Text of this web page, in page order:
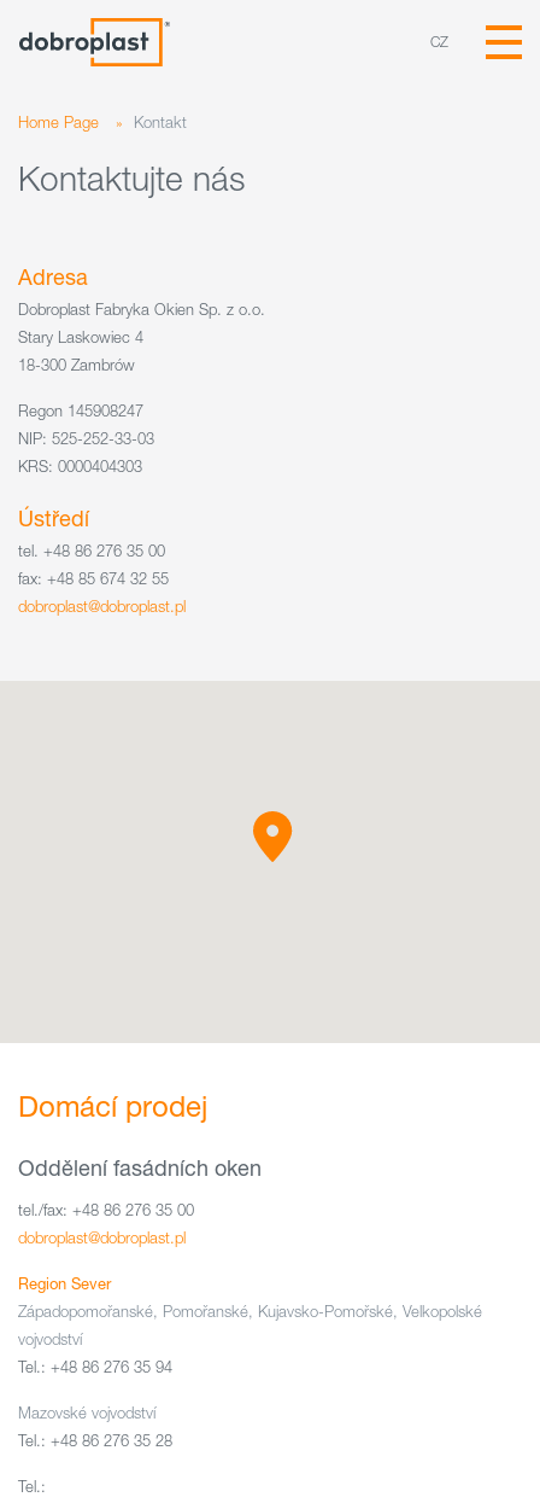
CZ
Home Page » Kontakt
Kontaktujte nás
Adresa
Dobroplast Fabryka Okien Sp. z o.o.
Stary Laskowiec 4
18-300 Zambrów
Regon 145908247
NIP: 525-252-33-03
KRS: 0000404303
Ústředí
tel. +48 86 276 35 00
fax: +48 85 674 32 55
dobroplast@dobroplast.pl
Domácí prodej
Oddělení fasádních oken
tel./fax: +48 86 276 35 00
dobroplast@dobroplast.pl
Region Sever
Západopomořanské, Pomořanské, Kujavsko-Pomořské, Velkopolské
vojvodství
Tel.: +48 86 276 35 94
Mazovské vojvodství
Tel.: +48 86 276 35 28
Tel.: